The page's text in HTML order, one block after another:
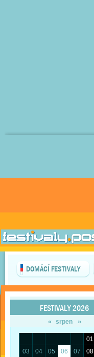
DOMÁCÍ FESTIVALY
FESTIVALY 2026
« srpen »
01
03
04 05 06 07 08